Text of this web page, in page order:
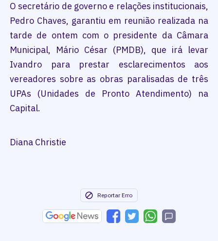
O secretário de governo e relações institucionais,
Pedro Chaves, garantiu em reunião realizada na
tarde de ontem com o presidente da Câmara
Municipal, Mário César (PMDB), que irá levar
Ivandro para prestar esclarecimentos aos
vereadores sobre as obras paralisadas de três
UPAs (Unidades de Pronto Atendimento) na
Capital.
Diana Christie
Reportar Erro